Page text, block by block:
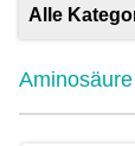
Alle